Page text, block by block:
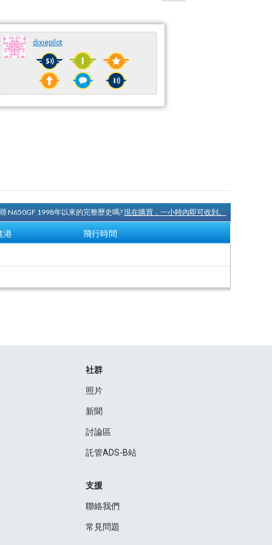
dixiepilot
N650GF 1998年以來的完整歷史嗎?現在購買，一小時內即可收到。
港 飛行時間
社群
照片
新聞
討論區
託管ADS-B站
支援
聯絡我們
常見問題